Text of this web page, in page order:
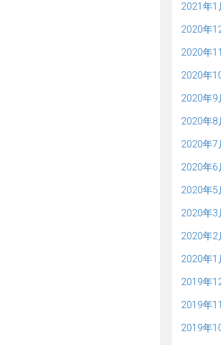
2021年1
2020年
2020年
2020年
2020年9
2020年8
2020年7
2020年6
2020年5
2020年3
2020年2
2020年1
2019年
2019年
2019年